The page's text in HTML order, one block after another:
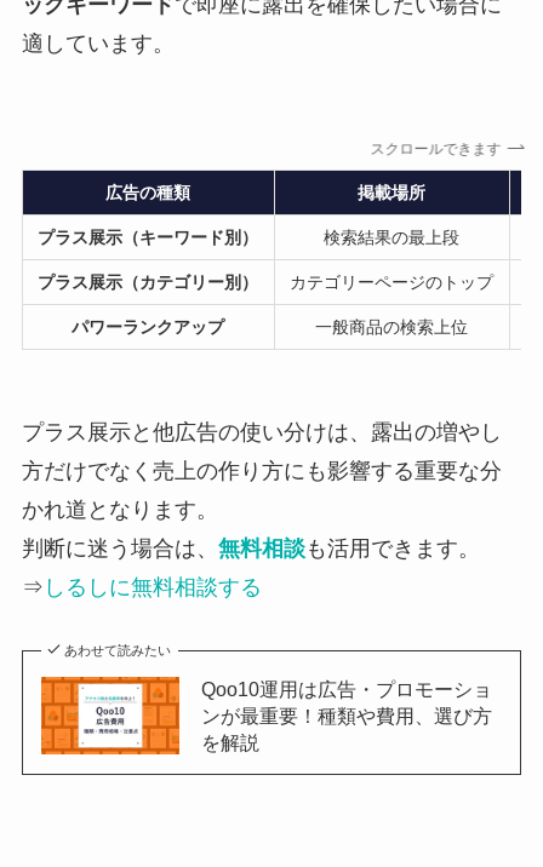
ッグキーワード で即座に露出を確保したい場合に
適しています。
スクロールできます
広告の種類 掲載場所
プラス展示（キーワード別） 検索結果の最上段
プラス展示（カテゴリー別） カテゴリーページのトップ
パワーランクアップ 一般商品の検索上位
プラス展示と他広告の使い分けは、露出の増やし
方だけでなく売上の作り方にも影響する重要な分
かれ道となります。
判断に迷う場合は、 無料相談も活用できます。
⇒ しるしに無料相談する
あわせて読みたい
Qoo10運用は広告・プロモーショ
ンが最重要！種類や費用、選び方
を解説